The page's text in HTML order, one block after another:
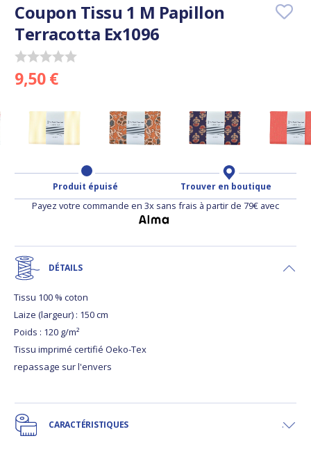
Coupon Tissu 1 M Papillon
Terracotta Ex1096
9,50 €
Produit épuisé Trouver en boutique
Payez votre commande en 3x sans frais à partir de 79€ avec
DÉTAILS
Tissu 100 % coton
Laize (largeur) : 150 cm
Poids : 120 g/m²
Tissu imprimé certifié Oeko-Tex
repassage sur l'envers
CARACTÉRISTIQUES